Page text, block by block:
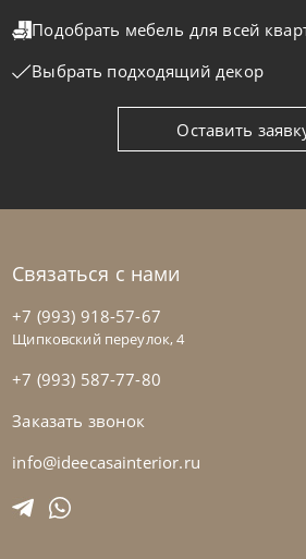
На заказ 45-90 дн
Tomasella
Кровать Bahia
Подобрать мебель для всей
Выбрать подходящий декор
Оставить
Связаться с нами
+7 (993) 918-57-67
Щипковский переулок, 4
+7 (993) 587-77-80
Заказать звонок
info@ideecasainterior.ru